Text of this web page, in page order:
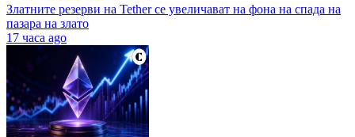
Златните резерви на Tether се увеличават на фона на спада на
пазара на злато
17 часа ago